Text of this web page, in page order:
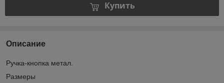
Купить
Описание
Ручка-кнопка метал.
Размеры